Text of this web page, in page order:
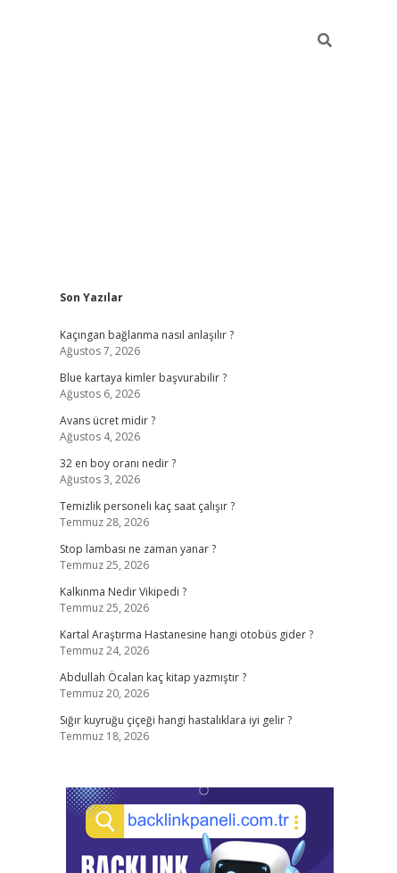
Sidebar
Son Yazılar
Kaçıngan bağlanma nasıl anlaşılır ?
Ağustos 7, 2026
Blue kartaya kimler başvurabilir ?
Ağustos 6, 2026
Avans ücret midir ?
Ağustos 4, 2026
32 en boy oranı nedir ?
Ağustos 3, 2026
Temizlik personeli kaç saat çalışır ?
Temmuz 28, 2026
Stop lambası ne zaman yanar ?
Temmuz 25, 2026
Kalkınma Nedir Vikipedi ?
Temmuz 25, 2026
Kartal Araştırma Hastanesine hangi otobüs gider ?
Temmuz 24, 2026
Abdullah Öcalan kaç kitap yazmıştır ?
Temmuz 20, 2026
Sığır kuyruğu çiçeği hangi hastalıklara iyi gelir ?
Temmuz 18, 2026